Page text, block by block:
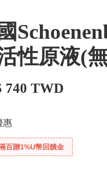
性原液(
740 TWD
惠
百贈1%U幣回饋金